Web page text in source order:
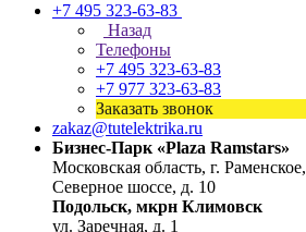
+7 495 323-63-83
Назад
Телефоны
+7 495 323-63-83
+7 977 323-63-83
Заказать звонок
zakaz@tutelektrika.ru
Бизнес-Парк «Plaza Ramstars»
Московская область, г. Раменское,
Северное шоссе, д. 10
Подольск, мкрн Климовск
ул. Заречная, д. 1